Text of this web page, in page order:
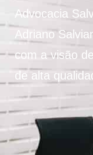
Advocacia
Adriano
com a visão
de alta